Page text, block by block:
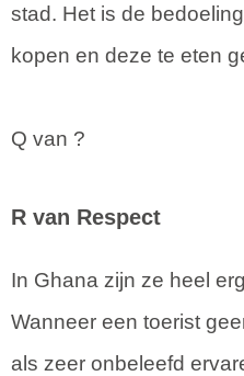
stad. Het is de
kopen en deze te eten
Q van ?
R van Respect
In Ghana zijn ze heel
Wanneer een toerist
als zeer onbeleefd